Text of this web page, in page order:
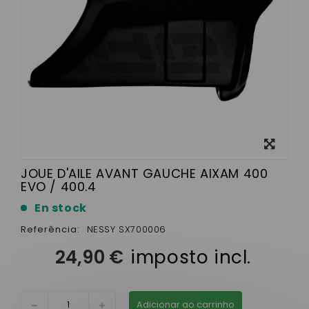
JOUE D'AILE AVANT GAUCHE AIXAM 400
EVO / 400.4
En stock
Referência: NESSY SX700006
24,90 € imposto incl.
Adicionar ao carrinho